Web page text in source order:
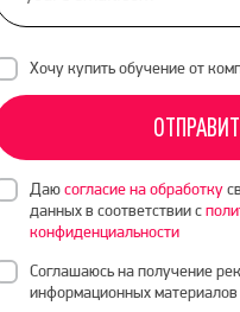
Хочу купить обучение от
Даюсогласие на обработку
данных в соответствии с
конфиденциальности
Соглашаюсь на получение
информационных материалов